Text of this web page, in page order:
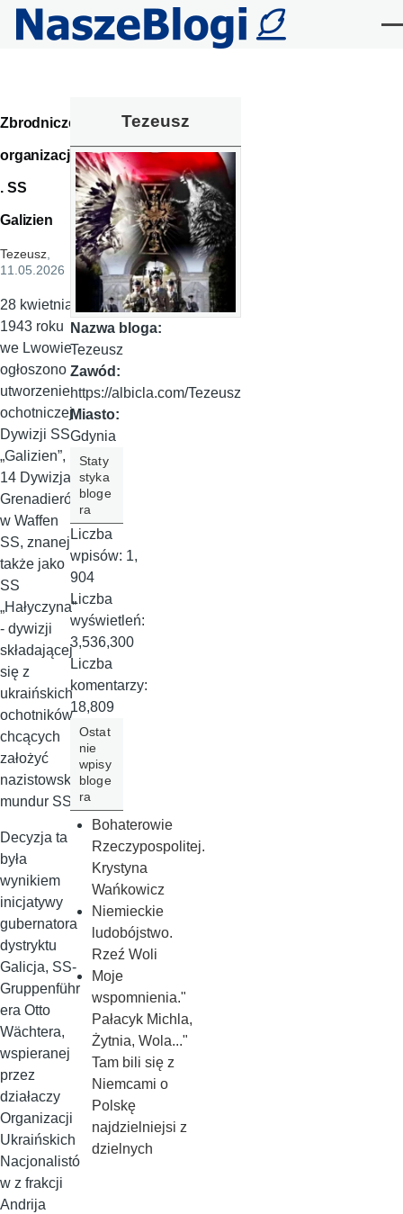
Przejdź do treści
Zbrodnicze
organizacje
. SS
Galizien
Tezeusz,
11.05.2026
28 kwietnia
1943 roku
we Lwowie
ogłoszono
utworzenie
ochotniczej
Dywizji SS
„Galizien”,
14 Dywizja
Grenadieró
w Waffen
SS, znanej
także jako
SS
„Hałyczyna”
- dywizji
składającej
się z
ukraińskich
ochotników
chcących
założyć
nazistowski
mundur SS.
Decyzja ta
była
wynikiem
inicjatywy
gubernatora
dystryktu
Galicja, SS-
Gruppenführ
era Otto
Wächtera,
wspieranej
przez
działaczy
Organizacji
Ukraińskich
Nacjonalistó
w z frakcji
Andrija
Tezeusz
Nazwa bloga:
Tezeusz
Zawód:
https://albicla.com/Tezeusz
Miasto:
Gdynia
Staty
styka
bloge
ra
Liczba
wpisów: 1,
904
Liczba
wyświetleń:
3,536,300
Liczba
komentarzy:
18,809
Ostat
nie
wpisy
bloge
ra
Bohaterowie
Rzeczypospolitej.
Krystyna
Wańkowicz
Niemieckie
ludobójstwo.
Rzeź Woli
Moje
wspomnienia."
Pałacyk Michla,
Żytnia, Wola..."
Tam bili się z
Niemcami o
Polskę
najdzielniejsi z
dzielnych